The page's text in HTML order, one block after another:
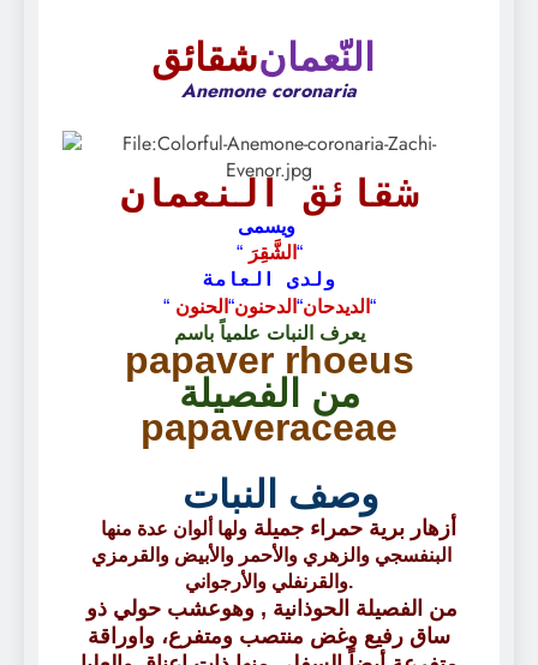
شقائقالنّعمان
Anemone coronaria
شقائق النعمان
ويسمى
“ الشَّقِرَ“
ولدى العامة
“ الديدحان“الدحنون“الحنون “
يعرف النبات علمياً باسم
papaver rhoeus
papaveraceae
وصف النبات
أزهار برية حمراء جميلةولها ألوان عدة منها
والقرنفلي والأرجواني.
ساق رفيع وغض منتصب ومتفرع، واوراقة